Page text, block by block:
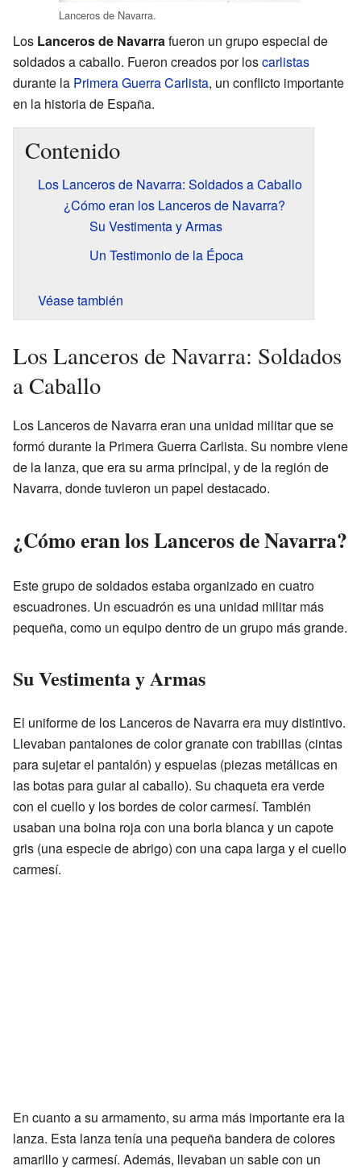
Lanceros de Navarra.
Los Lanceros de Navarra fueron un grupo especial de
soldados a caballo. Fueron creados por loscarlistas
durante la Primera Guerra Carlista, un conflicto importante
en la historia de España.
Contenido
Los Lanceros de Navarra: Soldados a Caballo
¿Cómo eran los Lanceros de Navarra?
Su Vestimenta y Armas
Un Testimonio de la Época
Véase también
Los Lanceros de Navarra: Soldados
a Caballo
Los Lanceros de Navarra eran una unidad militar que se
formó durante la Primera Guerra Carlista. Su nombre viene
de la lanza, que era su arma principal, y de la región de
Navarra, donde tuvieron un papel destacado.
¿Cómo eran los Lanceros de Navarra?
Este grupo de soldados estaba organizado en cuatro
escuadrones. Un escuadrón es una unidad militar más
pequeña, como un equipo dentro de un grupo más grande.
Su Vestimenta y Armas
El uniforme de los Lanceros de Navarra era muy distintivo.
Llevaban pantalones de color granate con trabillas (cintas
para sujetar el pantalón) y espuelas (piezas metálicas en
las botas para guiar al caballo). Su chaqueta era verde
con el cuello y los bordes de color carmesí. También
usaban una boina roja con una borla blanca y un capote
gris (una especie de abrigo) con una capa larga y el cuello
carmesí.
En cuanto a su armamento, su arma más importante era la
lanza. Esta lanza tenía una pequeña bandera de colores
amarillo y carmesí. Además, llevaban un sable con un